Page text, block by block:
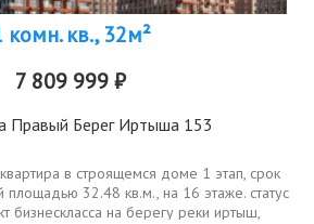
комн. кв., 32м²
7 809 999 ₽
Правый Берег Иртыша 153
в строящемся доме 1 этап, срок
32.48 кв.м., на 16 этаже. статус
бизнескласса на берегу реки иртыш,